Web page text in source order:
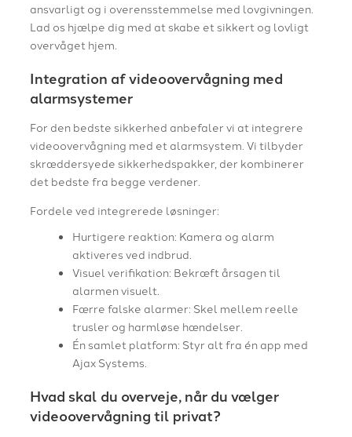
ansvarligt og i overensstemmelse med lovgivningen.
Lad os hjælpe dig med at skabe et sikkert og lovligt
overvåget hjem.
Integration af videoovervågning med
alarmsystemer
For den bedste sikkerhed anbefaler vi at integrere
videoovervågning med et alarmsystem. Vi tilbyder
skræddersyede sikkerhedspakker, der kombinerer
det bedste fra begge verdener.
Fordele ved integrerede løsninger:
Hurtigere reaktion: Kamera og alarm
aktiveres ved indbrud.
Visuel verifikation: Bekræft årsagen til
alarmen visuelt.
Færre falske alarmer: Skel mellem reelle
trusler og harmløse hændelser.
Én samlet platform: Styr alt fra én app med
Ajax Systems.
Hvad skal du overveje, når du vælger
videoovervågning til privat?